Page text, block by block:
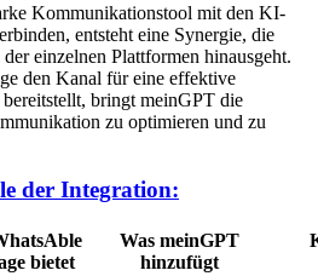
Kommunikationstool mit den KI-
entsteht eine Synergie, die
einzelnen Plattformen hinausgeht.
den Kanal für eine effektive
bringt meinGPT die
zu optimieren und zu
der Integration:
bietet
Was meinGPT
hinzufügt